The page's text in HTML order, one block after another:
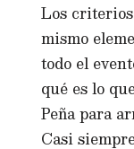
Los
mismo
todo el
qué es lo
Peña para
Casi